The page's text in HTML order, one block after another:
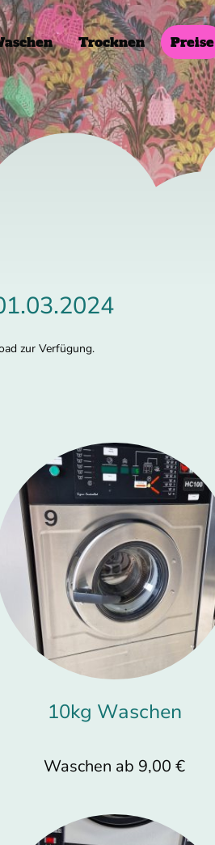
Trocknen Preise
zur Verfügung.
10kg Waschen
Waschen ab 9,00 €